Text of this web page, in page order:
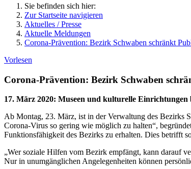
Sie befinden sich hier:
Zur Startseite navigieren
Aktuelles / Presse
Aktuelle Meldungen
Corona-Prävention: Bezirk Schwaben schränkt
Vorlesen
Corona-Prävention: Bezirk Schwaben
17. März 2020: Museen und kulturelle Einrichtungen
Ab Montag, 23. März, ist in der Verwaltung des Bezirks
Corona-Virus so gering wie möglich zu halten“,
Funktionsfähigkeit des Bezirks zu erhalten. Dies betrifft
„Wer soziale Hilfen vom Bezirk empfängt, kann darauf
Nur in unumgänglichen Angelegenheiten können